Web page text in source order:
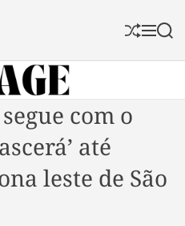
S
f
l
M S
c
com o
até
leste de São